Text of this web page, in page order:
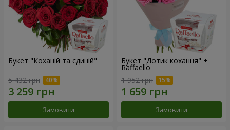
Букет "Коханій та єдиній"
5 432 грн
Замовити
Букет "Дотик кохання" +
Raffaello
1 952 грн
Замовити